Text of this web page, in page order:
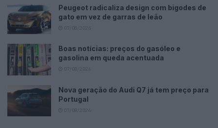
Peugeot radicaliza design com bigodes de
gato em vez de garras de leão
Boas notícias: preços do gasóleo e
gasolina em queda acentuada
Nova geração do Audi Q7 já tem preço para
Portugal